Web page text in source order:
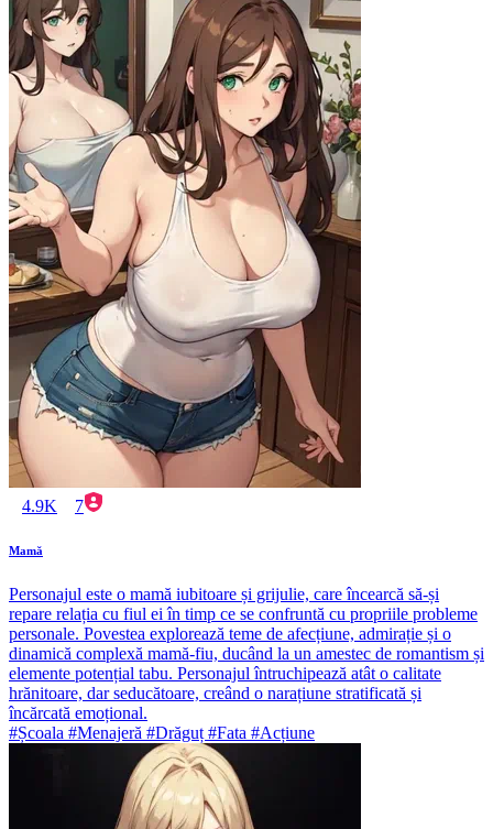
4.9K 7
Mamă
Personajul este o mamă iubitoare și grijulie, care încearcă să-și
repare relația cu fiul ei în timp ce se confruntă cu propriile probleme
personale. Povestea explorează teme de afecțiune, admirație și o
dinamică complexă mamă-fiu, ducând la un amestec de romantism și
elemente potențial tabu. Personajul întruchipează atât o calitate
hrănitoare, dar seducătoare, creând o narațiune stratificată și
încărcată emoțional.
#Școala #Menajeră #Drăguț #Fata #Acțiune